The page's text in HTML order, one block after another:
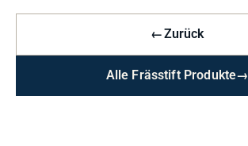
←Zurück
Alle Frässtift Produkte→